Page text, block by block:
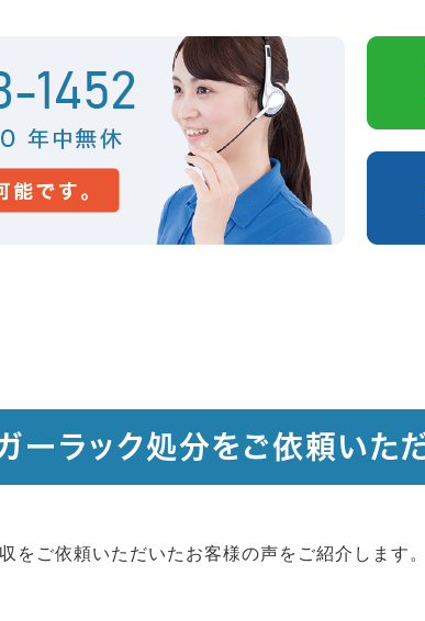
ーラック処分をご依頼いた
をご依頼いただいたお客様の声をご紹介します。